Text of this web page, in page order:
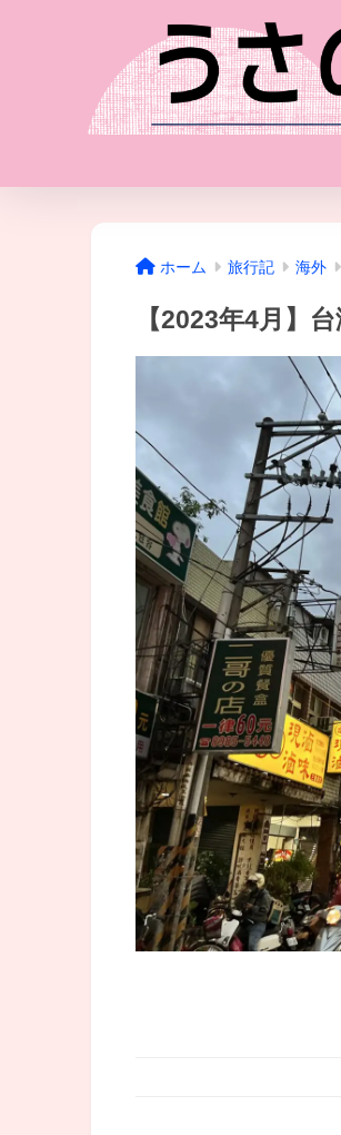
ホーム 旅行記 海外
【2023年4月】